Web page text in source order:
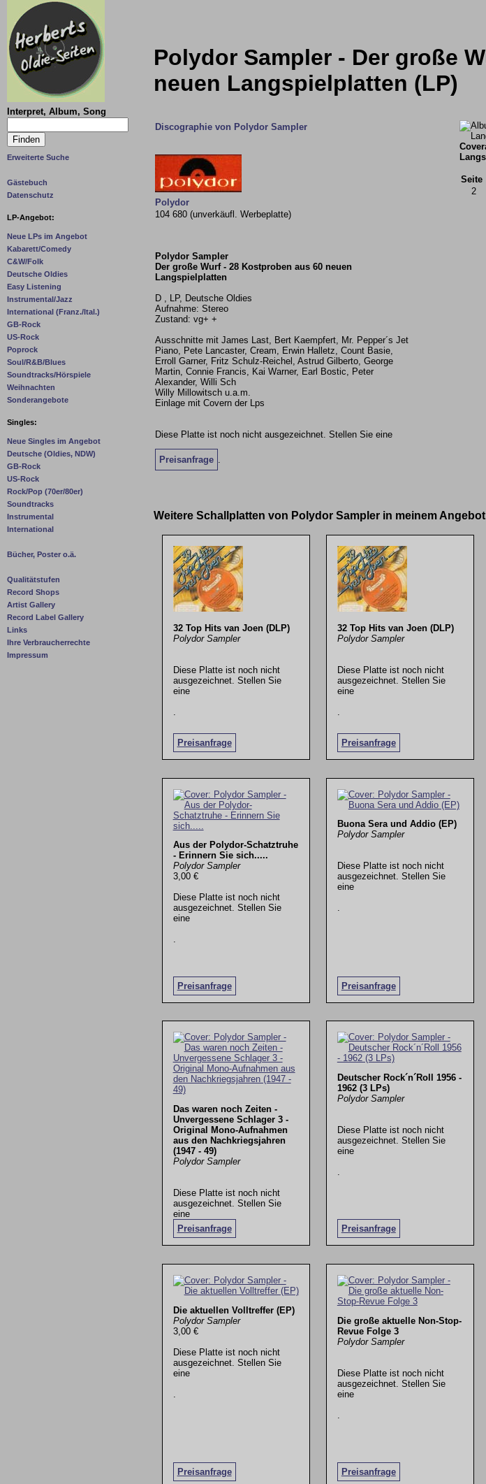
Interpret, Album, Song
Erweiterte Suche
Gästebuch
Datenschutz
LP-Angebot:
Neue LPs im Angebot
Kabarett/Comedy
C&W/Folk
Deutsche Oldies
Easy Listening
Instrumental/Jazz
International (Franz./Ital.)
GB-Rock
US-Rock
Poprock
Soul/R&B/Blues
Soundtracks/Hörspiele
Weihnachten
Sonderangebote
Singles:
Neue Singles im Angebot
Deutsche (Oldies, NDW)
GB-Rock
US-Rock
Rock/Pop (70er/80er)
Soundtracks
Instrumental
International
Bücher, Poster o.ä.
Qualitätstufen
Record Shops
Artist Gallery
Record Label Gallery
Links
Ihre Verbraucherrechte
Impressum
Polydor Sampler - Der große
neuen Langspielplatten (LP)
Discographie von Polydor Sampler
Polydor
104 680 (unverkäufl. Werbeplatte)
Polydor Sampler
Der große Wurf - 28 Kostproben aus 60 neuen
Langspielplatten
D , LP, Deutsche Oldies
Aufnahme: Stereo
Zustand: vg+ +
Ausschnitte mit James Last, Bert Kaempfert, Mr. Pepper´s Jet
Piano, Pete Lancaster, Cream, Erwin Halletz, Count Basie,
Erroll Garner, Fritz Schulz-Reichel, Astrud Gilberto, George
Martin, Connie Francis, Kai Warner, Earl Bostic, Peter
Alexander, Willi Sch
Willy Millowitsch u.a.m.
Einlage mit Covern der Lps
Diese Platte ist noch nicht ausgezeichnet. Stellen Sie eine
Preisanfrage
Seite
2
Weitere Schallplatten von Polydor Sampler in meinem Angebot
32 Top Hits van Joen (DLP)
Polydor Sampler
Diese Platte ist noch nicht
ausgezeichnet. Stellen Sie
eine
Preisanfrage
32 Top Hits van Joen (DLP)
Polydor Sampler
Diese Platte ist noch nicht
ausgezeichnet. Stellen Sie
eine
Preisanfrage
Aus der Polydor-Schatztruhe
- Erinnern Sie sich.....
Polydor Sampler
3,00 €
Diese Platte ist noch nicht
ausgezeichnet. Stellen Sie
eine
Preisanfrage
.
Buona Sera und Addio (EP)
Polydor Sampler
Diese Platte ist noch nicht
ausgezeichnet. Stellen Sie
eine
Preisanfrage
.
Das waren noch Zeiten -
Unvergessene Schlager 3 -
Original Mono-Aufnahmen
aus den Nachkriegsjahren
(1947 - 49)
Polydor Sampler
Diese Platte ist noch nicht
ausgezeichnet. Stellen Sie
eine
Preisanfrage
Deutscher Rock´n´Roll 1956 -
1962 (3 LPs)
Polydor Sampler
Diese Platte ist noch nicht
ausgezeichnet. Stellen Sie
eine
Preisanfrage
Die aktuellen Volltreffer (EP)
Polydor Sampler
3,00 €
Diese Platte ist noch nicht
ausgezeichnet. Stellen Sie
eine
Preisanfrage
Die große aktuelle Non-Stop-
Revue Folge 3
Polydor Sampler
Diese Platte ist noch nicht
ausgezeichnet. Stellen Sie
eine
Preisanfrage